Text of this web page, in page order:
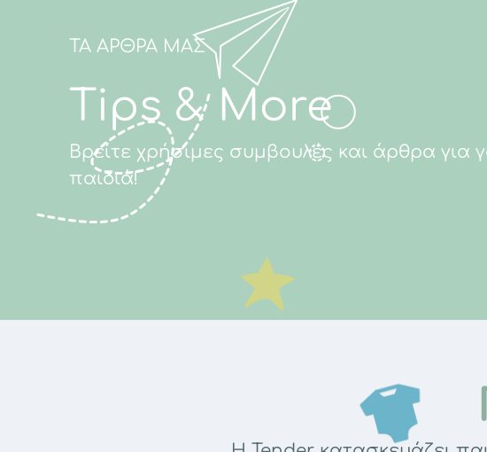
ΤΑ ΑΡΘΡΑ ΜΑΣ
Tips & More
Βρείτε χρήσιμες συμβουλές και άρθρα για
παιδιά!